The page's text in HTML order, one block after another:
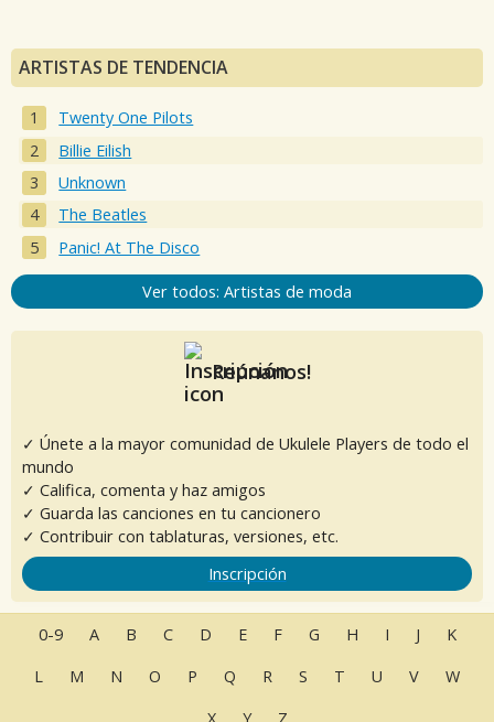
ARTISTAS DE TENDENCIA
Twenty One Pilots
Billie Eilish
Unknown
The Beatles
Panic! At The Disco
Ver todos: Artistas de moda
Reúnanos!
✓ Únete a la mayor comunidad de Ukulele Players de todo el
mundo
✓ Califica, comenta y haz amigos
✓ Guarda las canciones en tu cancionero
✓ Contribuir con tablaturas, versiones, etc.
Inscripción
0-9 A B C D E F G H I J
K
L
M N O P Q R S T U V
W